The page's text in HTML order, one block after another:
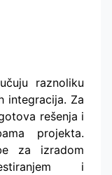
raznoliku
integracija. Za
rešenja i
projekta.
za izradom
i